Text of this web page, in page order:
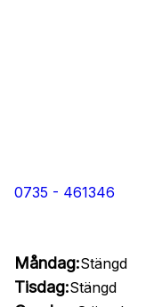
0735 - 461346
Måndag:Stängd
Tisdag:Stängd